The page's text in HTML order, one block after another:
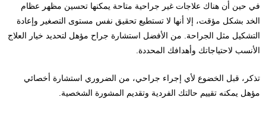
في حين أن هناك علاجات غير جراحية متاحة يمكنها تحسين مظهر عظام
الخد بشكل مؤقت، إلا أنها لا تستطيع تحقيق نفس مستوى التصغير وإعادة
التشكيل مثل الجراحة. من الأفضل استشارة جراح مؤهل لتحديد خيار العلاج
الأنسب لاحتياجاتك وأهدافك المحددة.
تذكر، قبل الخضوع لأي إجراء جراحي، من الضروري استشارة أخصائي
مؤهل يمكنه تقييم حالتك الفردية وتقديم المشورة الشخصية.